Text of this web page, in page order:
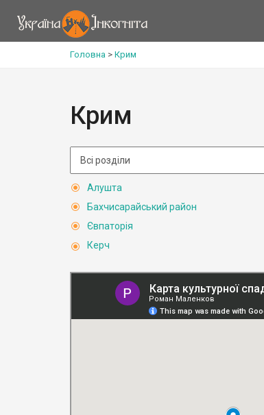
Головна > Крим
Крим
Алушта
Бахчисарайський район
Євпаторія
Керч